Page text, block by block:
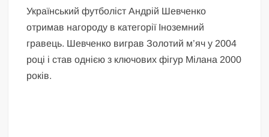
Український футболіст Андрій Шевченко
отримав нагороду в категорії Іноземний
гравець. Шевченко виграв Золотий м’яч у 2004
році і став однією з ключових фігур Мілана 2000
років.